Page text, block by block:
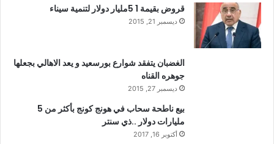
قروض بقيمة 1 5مليار دولار لتنمية سيناء
ديسمبر 21, 2015
الغضبان يتفقد شوارع بورسعيد و يعد الاهالي بجعلها
جوهره القناه
ديسمبر 27, 2015
بيع ناطحة سحاب في هونج كونج بأكثر من 5
مليارات دولار ..ذي سنتر
أكتوبر 16, 2017